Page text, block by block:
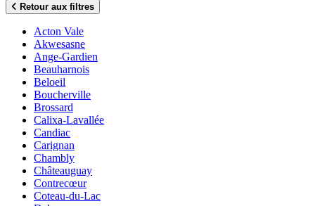
Retour aux filtres
Acton Vale
Akwesasne
Ange-Gardien
Beauharnois
Beloeil
Boucherville
Brossard
Calixa-Lavallée
Candiac
Carignan
Chambly
Châteauguay
Contrecœur
Coteau-du-Lac